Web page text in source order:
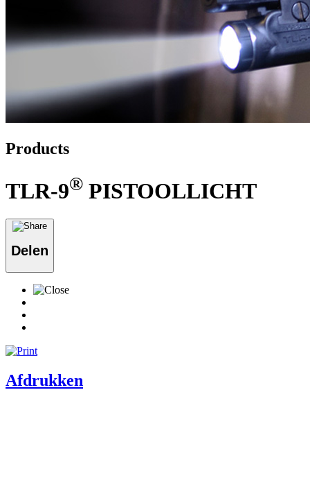
Products
TLR-9® PISTOOLLICHT
Delen
Afdrukken